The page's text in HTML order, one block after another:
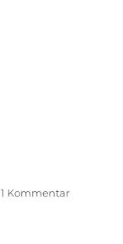
1 Kommentarzu